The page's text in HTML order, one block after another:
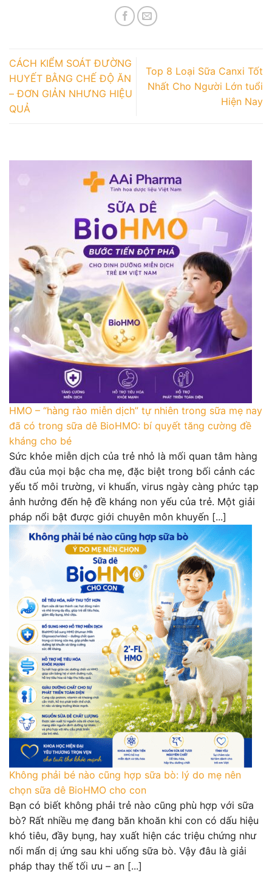
CÁCH KIỂM SOÁT ĐƯỜNG
HUYẾT BẰNG CHẾ ĐỘ ĂN
– ĐƠN GIẢN NHƯNG HIỆU
QUẢ
Top 8 Loại Sữa Canxi Tốt
Nhất Cho Người Lớn tuổi
Hiện Nay
HMO – “hàng rào miễn dịch” tự nhiên trong sữa mẹ nay
đã có trong sữa dê BioHMO: bí quyết tăng cường đề
kháng cho bé
Sức khỏe miễn dịch của trẻ nhỏ là mối quan tâm hàng
đầu của mọi bậc cha mẹ, đặc biệt trong bối cảnh các
yếu tố môi trường, vi khuẩn, virus ngày càng phức tạp
ảnh hưởng đến hệ đề kháng non yếu của trẻ. Một giải
pháp nổi bật được giới chuyên môn khuyến [...]
Không phải bé nào cũng hợp sữa bò: lý do mẹ nên
chọn sữa dê BioHMO cho con
Bạn có biết không phải trẻ nào cũng phù hợp với sữa
bò? Rất nhiều mẹ đang băn khoăn khi con có dấu hiệu
khó tiêu, đầy bụng, hay xuất hiện các triệu chứng như
nổi mẩn dị ứng sau khi uống sữa bò. Vậy đâu là giải
pháp thay thế tối ưu – an [...]